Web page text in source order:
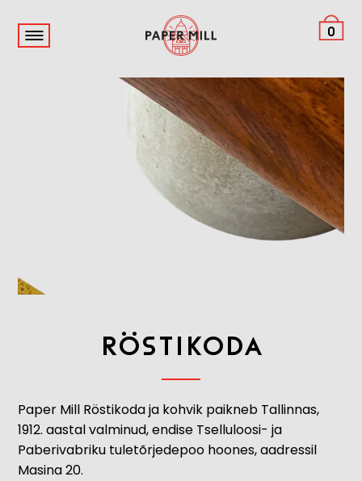
0
RÖSTIKODA
Paper Mill Röstikoda ja kohvik paikneb Tallinnas,
1912. aastal valminud, endise Tselluloosi- ja
Paberivabriku tuletõrjedepoo hoones, aadressil
Masina 20.